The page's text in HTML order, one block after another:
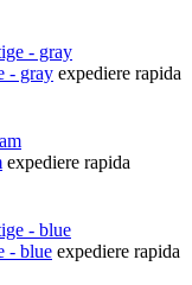
- gray expediere rapida
expediere rapida
- blue expediere rapida